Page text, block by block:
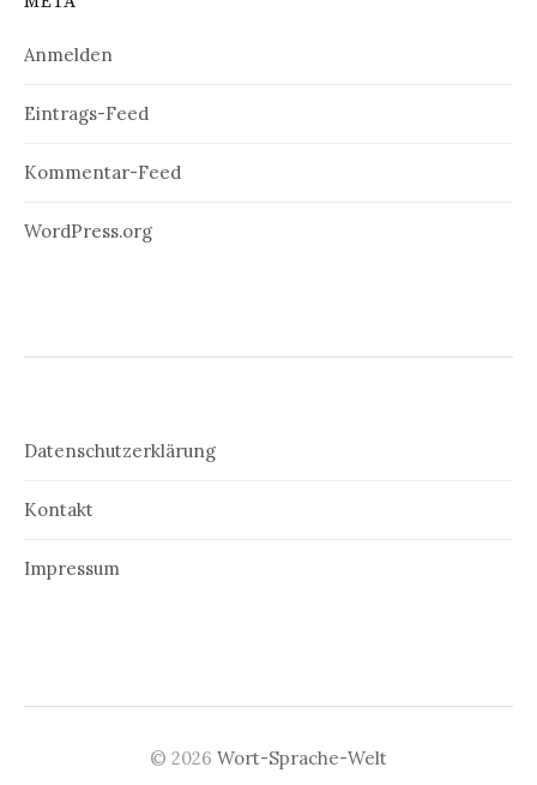
Anmelden
Eintrags-Feed
Kommentar-Feed
WordPress.org
Datenschutzerklärung
Kontakt
Impressum
© 2026 Wort-Sprache-Welt